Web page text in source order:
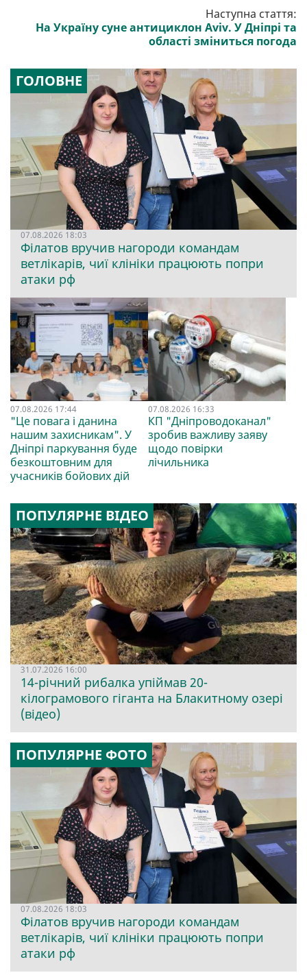
Наступна стаття:
На Україну суне антициклон Aviv. У Дніпрі та
області зміниться погода
ГОЛОВНЕ
07.08.2026 18:03
Філатов вручив нагороди командам
ветлікарів, чиї клініки працюють попри
атаки рф
07.08.2026 17:44
"Це повага і данина
нашим захисникам". У
Дніпрі паркування буде
безкоштовним для
учасників бойових дій
07.08.2026 16:33
КП "Дніпроводоканал"
зробив важливу заяву
щодо повірки
лічильника
ПОПУЛЯРНЕ ВІДЕО
31.07.2026 16:00
14-річний рибалка упіймав 20-
кілограмового гіганта на Блакитному озері
(відео)
ПОПУЛЯРНЕ ФОТО
07.08.2026 18:03
Філатов вручив нагороди командам
ветлікарів, чиї клініки працюють попри
атаки рф